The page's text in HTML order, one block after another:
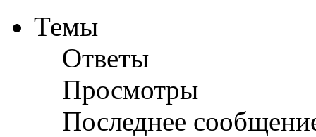
Темы
Ответы
Просмотры
Последнее